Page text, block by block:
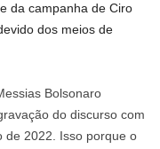
da campanha de Ciro
dos meios de
Bolsonaro
do discurso com
de 2022. Isso porque o